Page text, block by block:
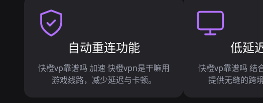
自动重连功能
快橙vp靠谱吗 加速 快橙vpn是干嘛用
游戏线路，减少延迟与卡顿。
低延
快橙vp靠谱吗 结
提供无缝的跨